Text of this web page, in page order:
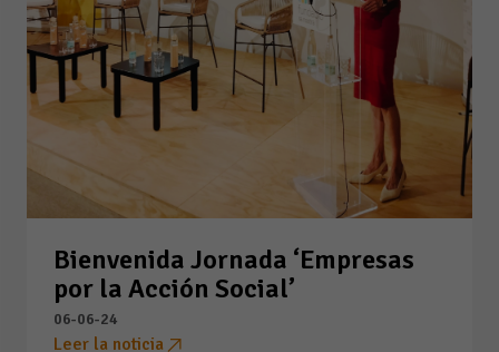
Bienvenida Jornada ‘Empresas
por la Acción Social’
06-06-24
Leer la noticia